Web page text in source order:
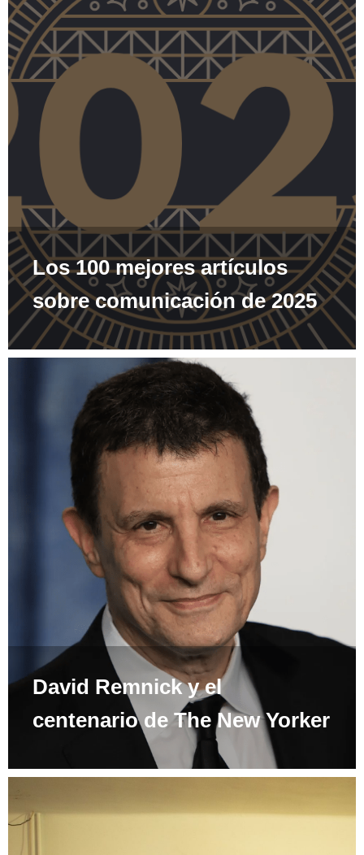
Los 100 mejores artículos
sobre comunicación de 2025
David Remnick y el
centenario de The New Yorker